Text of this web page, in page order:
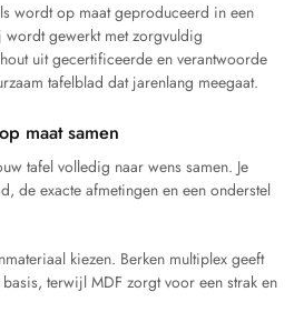
wordt op maat geproduceerd in een
gewerkt met zorgvuldig
uit gecertificeerde en verantwoorde
tafelblad dat jarenlang meegaat.
maat samen
tafel volledig naar wens samen. Je
de exacte afmetingen en een onderstel
kiezen. Berken multiplex geeft
terwijl MDF zorgt voor een strak en